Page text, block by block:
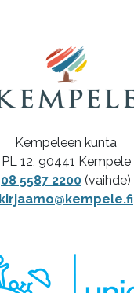
Kempeleen kunta
PL 12, 90441 Kempele
08 5587 2200 (vaihde)
kirjaamo@kempele.fi